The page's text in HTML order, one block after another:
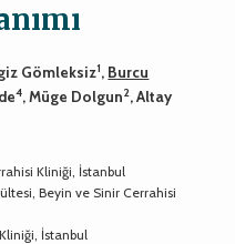
Gömleksiz1, Burcu
4, Müge Dolgun2, Altay
Kliniği, İstanbul
Beyin ve Sinir Cerrahisi
İstanbul